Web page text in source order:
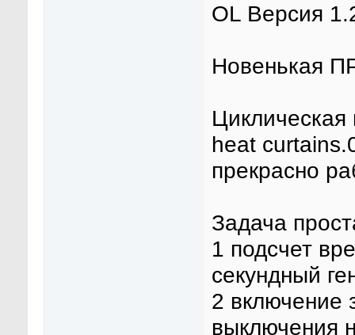
OL Версия
Новенькая
Циклическая
heat
прекрасно
Задача
1 подсчет
секундный
2 включение
выключения